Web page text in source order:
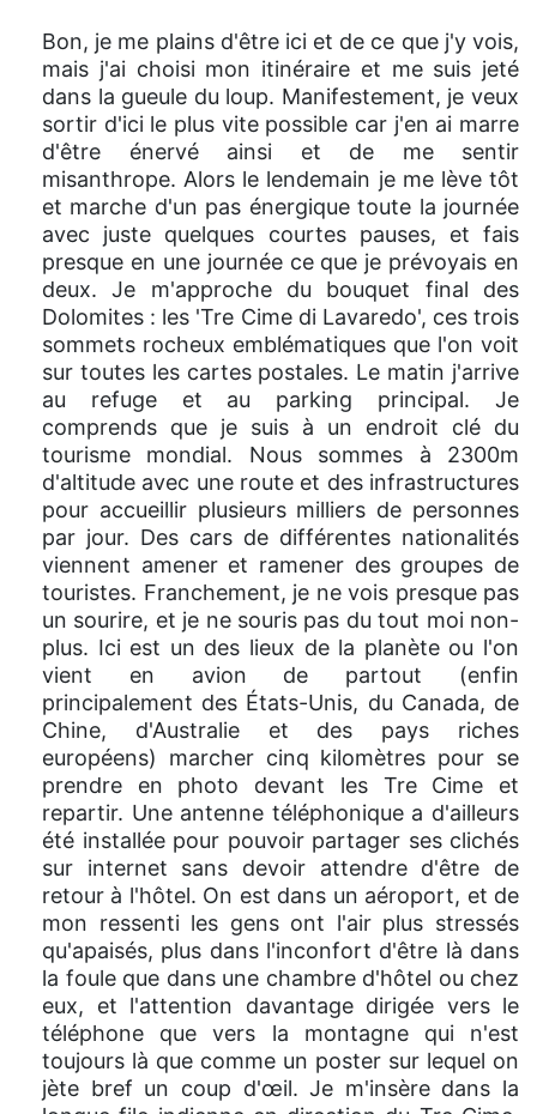
Bon, je me plains d'être ici et de ce que j'y vois,
mais j'ai choisi mon itinéraire et me suis jeté
dans la gueule du loup. Manifestement, je veux
sortir d'ici le plus vite possible car j'en ai marre
d'être énervé ainsi et de me sentir
misanthrope. Alors le lendemain je me lève tôt
et marche d'un pas énergique toute la journée
avec juste quelques courtes pauses, et fais
presque en une journée ce que je prévoyais en
deux. Je m'approche du bouquet final des
Dolomites : les 'Tre Cime di Lavaredo', ces trois
sommets rocheux emblématiques que l'on voit
sur toutes les cartes postales. Le matin j'arrive
au refuge et au parking principal. Je
comprends que je suis à un endroit clé du
tourisme mondial. Nous sommes à 2300m
d'altitude avec une route et des infrastructures
pour accueillir plusieurs milliers de personnes
par jour. Des cars de différentes nationalités
viennent amener et ramener des groupes de
touristes. Franchement, je ne vois presque pas
un sourire, et je ne souris pas du tout moi non-
plus. Ici est un des lieux de la planète ou l'on
vient en avion de partout (enfin
principalement des États-Unis, du Canada, de
Chine, d'Australie et des pays riches
européens) marcher cinq kilomètres pour se
prendre en photo devant les Tre Cime et
repartir. Une antenne téléphonique a d'ailleurs
été installée pour pouvoir partager ses clichés
sur internet sans devoir attendre d'être de
retour à l'hôtel. On est dans un aéroport, et de
mon ressenti les gens ont l'air plus stressés
qu'apaisés, plus dans l'inconfort d'être là dans
la foule que dans une chambre d'hôtel ou chez
eux, et l'attention davantage dirigée vers le
téléphone que vers la montagne qui n'est
toujours là que comme un poster sur lequel on
jète bref un coup d'œil. Je m'insère dans la